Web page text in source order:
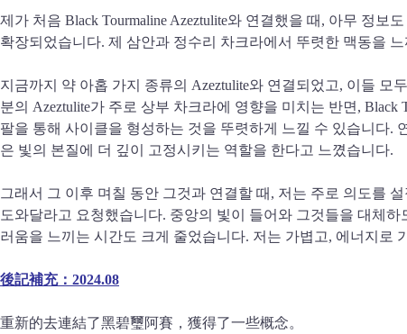
제가 처음 Black Tourmaline Azeztulite와 연결했을 때, 아무 정
확장되었습니다. 제 삼안과 정수리 차크라에서 뚜렷한 맥동을
지금까지 약 아홉 가지 종류의 Azeztulite와 연결되었고, 이들 모
분의 Azeztulite가 주로 상부 차크라에 영향을 미치는 반면,
팔을 통해 사이클을 형성하는 것을 뚜렷하게 느낄 수 있습니다.
은 빛의 본질에 더 깊이 고정시키는 역할을 한다고 느꼈습니다.
그래서 그 이후 며칠 동안 그것과 연결할 때, 저는 주로 의도를
도와달라고 요청했습니다. 중앙의 빛이 들어와 그것들을 대체
러움을 느끼는 시간도 크게 줄었습니다. 저는 가볍고, 에너지로
後記補充：2024.08
重新的去連結了黑碧璽阿賽，獲得了一些概念。